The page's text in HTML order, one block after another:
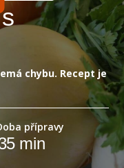
chybu. Recept je
přípravy
min